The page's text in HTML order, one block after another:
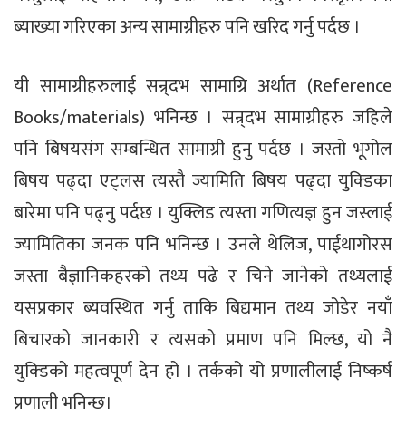
ब्याख्या गरिएका अन्य सामाग्रीहरु पनि खरिद गर्नु पर्दछ ।
यी सामाग्रीहरुलाई सन्र्दभ सामाग्रि अर्थात (Reference
Books/materials) भनिन्छ । सन्र्दभ सामाग्रीहरु जहिले
पनि बिषयसंग सम्बन्धित सामाग्री हुनु पर्दछ । जस्तो भूगोल
बिषय पढ्दा एट्लस त्यस्तै ज्यामिति बिषय पढ्दा युक्डिका
बारेमा पनि पढ्नु पर्दछ । युक्लिड त्यस्ता गणित्यज्ञ हुन जस्लाई
ज्यामितिका जनक पनि भनिन्छ । उनले थेलिज, पाईथागोरस
जस्ता बैज्ञानिकहरको तथ्य पढे र चिने जानेको तथ्यलाई
यसप्रकार ब्यवस्थित गर्नु ताकि बिद्यमान तथ्य जोडेर नयाँ
बिचारको जानकारी र त्यसको प्रमाण पनि मिल्छ, यो नै
युक्डिको महत्वपूर्ण देन हो । तर्कको यो प्रणालीलाई निष्कर्ष
प्रणाली भनिन्छ।